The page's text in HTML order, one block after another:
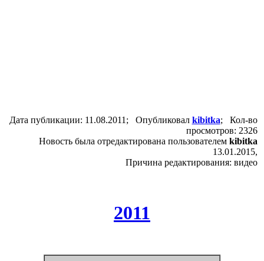
Дата публикации: 11.08.2011; Опубликовал kibitka; Кол-во
просмотров: 2326
Новость была отредактирована пользователем kibitka
13.01.2015,
Причина редактирования: видео
2011